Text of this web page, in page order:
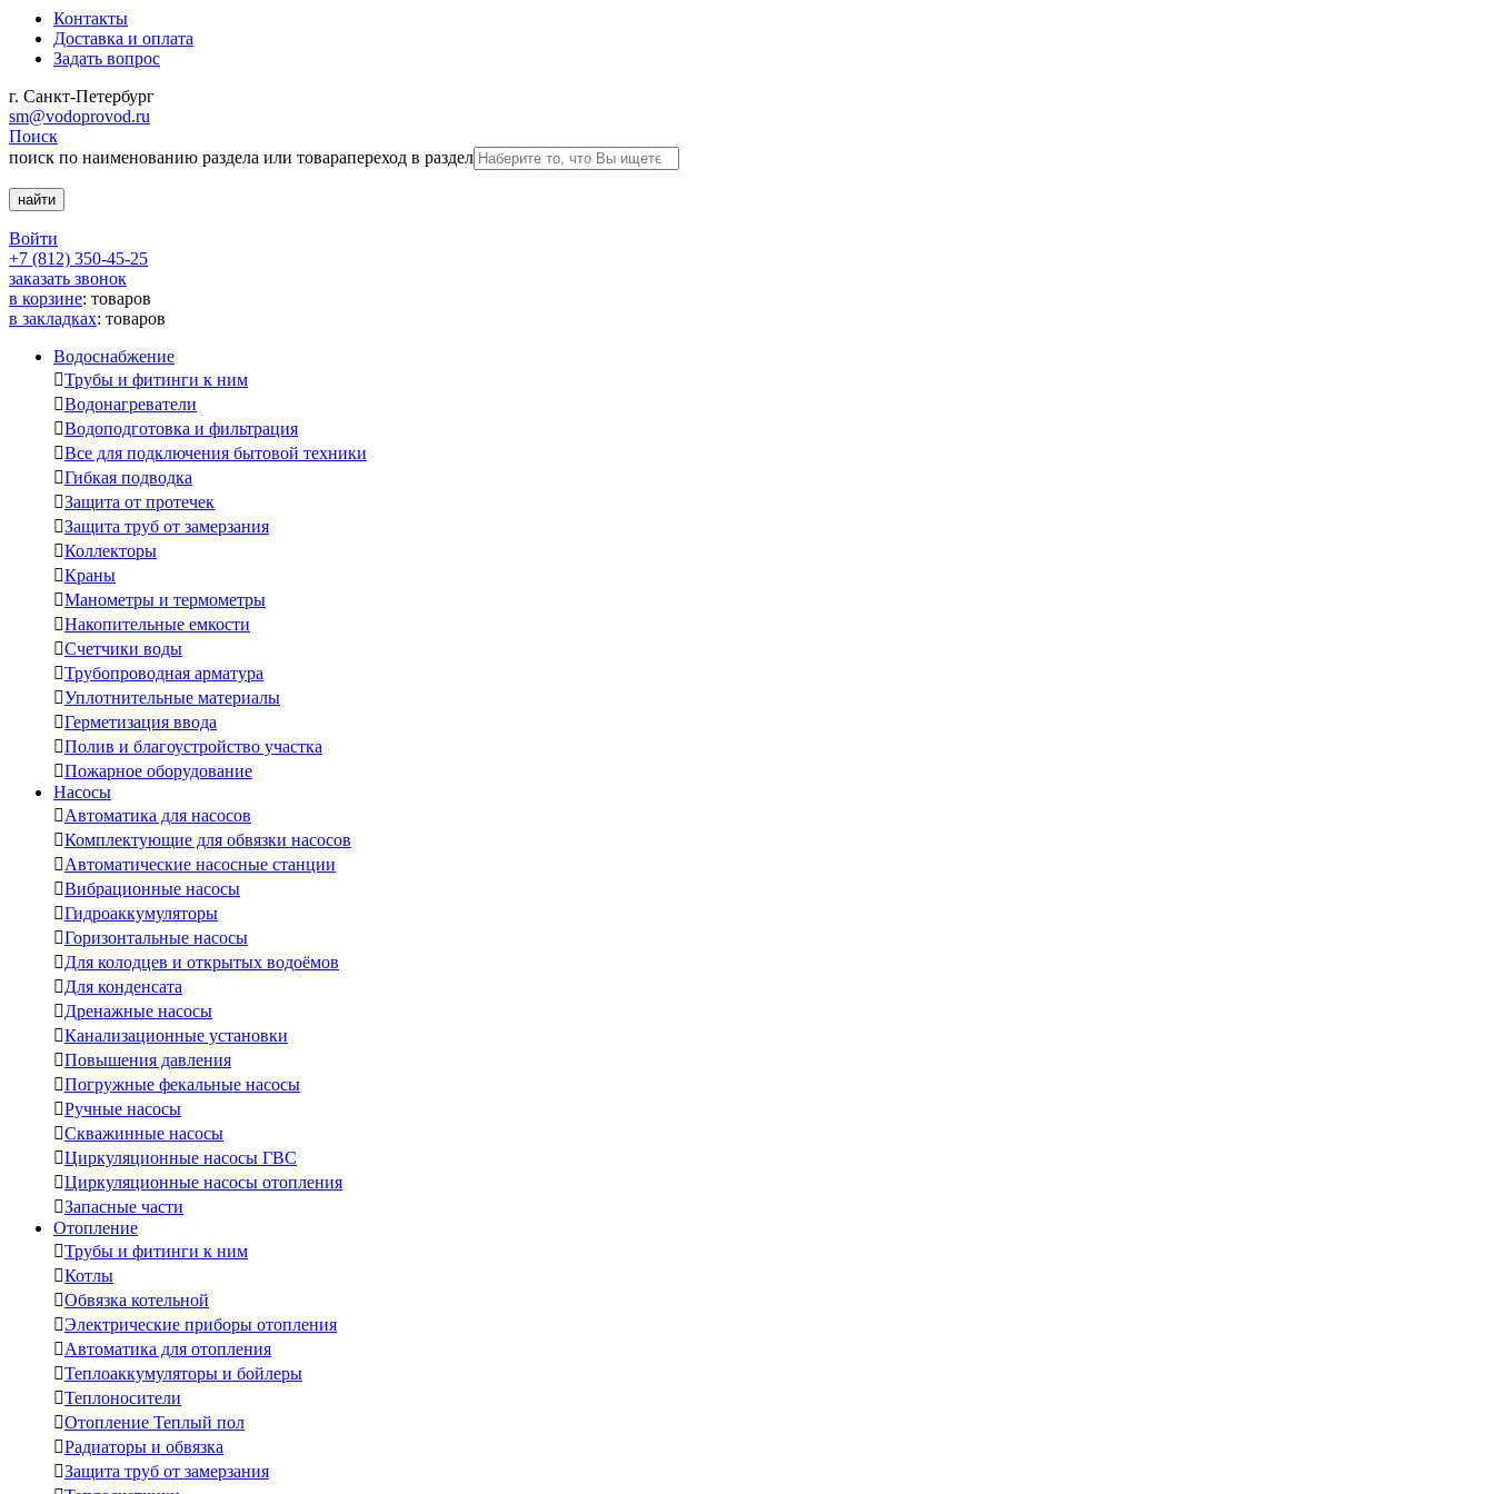
Контакты
Доставка и оплата
Задать вопрос
г. Санкт-Петербург
sm@vodoprovod.ru
Поиск
поиск по наименованию раздела или товарапереход в раздел
Войти
+7 (812) 350-45-25
заказать звонок
в корзине: товаров
в закладках: товаров
Водоснабжение
Трубы и фитинги к ним
Водонагреватели
Водоподготовка и фильтрация
Все для подключения бытовой техники
Гибкая подводка
Защита от протечек
Защита труб от замерзания
Коллекторы
Краны
Манометры и термометры
Накопительные емкости
Счетчики воды
Трубопроводная арматура
Уплотнительные материалы
Герметизация ввода
Полив и благоустройство участка
Пожарное оборудование
Насосы
Автоматика для насосов
Комплектующие для обвязки насосов
Автоматические насосные станции
Вибрационные насосы
Гидроаккумуляторы
Горизонтальные насосы
Для колодцев и открытых водоёмов
Для конденсата
Дренажные насосы
Канализационные установки
Повышения давления
Погружные фекальные насосы
Ручные насосы
Скважинные насосы
Циркуляционные насосы ГВС
Циркуляционные насосы отопления
Запасные части
Отопление
Трубы и фитинги к ним
Котлы
Обвязка котельной
Электрические приборы отопления
Автоматика для отопления
Теплоаккумуляторы и бойлеры
Теплоносители
Отопление Теплый пол
Радиаторы и обвязка
Защита труб от замерзания